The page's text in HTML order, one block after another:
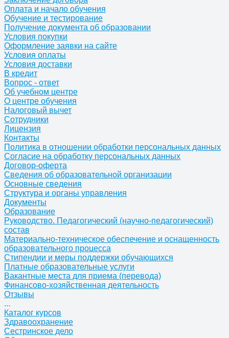
Оплата и начало обучения
Обучение и тестирование
Получение документа об образовании
Условия покупки
Оформление заявки на сайте
Условия оплаты
Условия доставки
В кредит
Вопрос - ответ
Об учебном центре
О центре обучения
Налоговый вычет
Сотрудники
Лицензия
Контакты
Политика в отношении обработки персональных данных
Согласие на обработку персональных данных
Договор-оферта
Сведения об образовательной организации
Основные сведения
Структура и органы управления
Документы
Образование
Руководство. Педагогический (научно-педагогический)
состав
Материально-техническое обеспечение и оснащенность
образовательного процесса
Стипендии и меры поддержки обучающихся
Платные образовательные услуги
Вакантные места для приема (перевода)
Финансово-хозяйственная деятельность
Отзывы
...
Каталог курсов
Здравоохранение
Сестринское дело